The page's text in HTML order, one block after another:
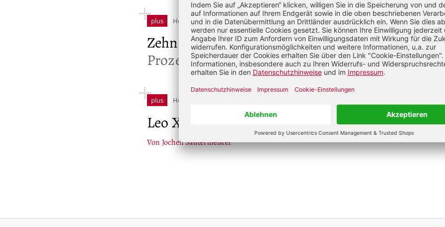
plus Heft 7/2026: JuliS. 545-554
Zehn Jahre Amoris laetitia:Beginn des synodalen
Prozesses und neuer Evangelisierung Von Jochen
plus Heft 6/2026: Juni
Leo XIV. zur Segnung gleichgeschlechtlicher
Von Jochen Sautermeister